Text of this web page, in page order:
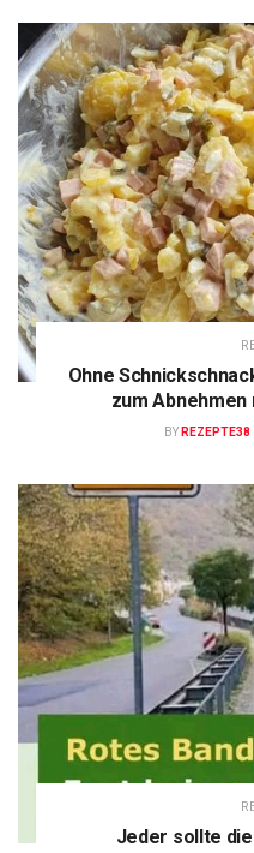
Ohne
zum
BY REZEPTE38
Jeder sollte